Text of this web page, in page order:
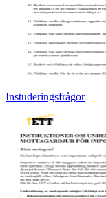
Instuderingsfrågor